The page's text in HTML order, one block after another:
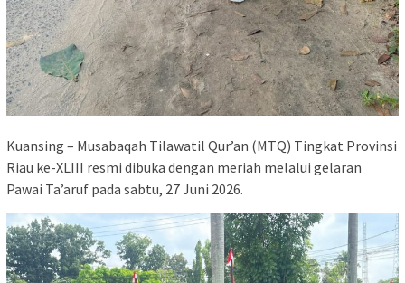
Kuansing – Musabaqah Tilawatil Qur’an (MTQ) Tingkat Provinsi
Riau ke-XLIII resmi dibuka dengan meriah melalui gelaran
Pawai Ta’aruf pada sabtu, 27 Juni 2026.